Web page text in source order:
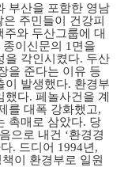
부산을 포함한 영남
주민들이 건강피
와 두산그룹에 대
이신문의 1면을
을 각인시켰다. 두산
을 준다는 이유 등
이 발생했다. 환경부
다. 페놀사건을 계
를 대폭 강화했고,
촉매로 삼았다. 당
으로 내건 ‘환경경
. 드디어 1994년,
이 환경부로 일원